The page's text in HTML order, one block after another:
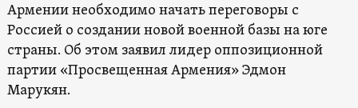
Армении необходимо начать переговоры с
Россией о создании новой военной базы на юге
страны. Об этом заявил лидер оппозиционной
партии «Просвещенная Армения» Эдмон
Марукян.